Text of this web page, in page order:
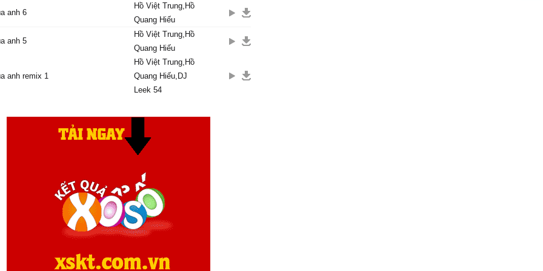
sai lối
oán than
đến bao nhiêu muộn
ánh sáng soi cho đường
anh 6
Hồ Việt Trung,Hồ
Quang Hiếu
anh 5
Hồ Việt Trung,Hồ
Quang Hiếu
anh remix 1
Hồ Việt Trung,Hồ
Quang Hiếu,DJ
Leek 54